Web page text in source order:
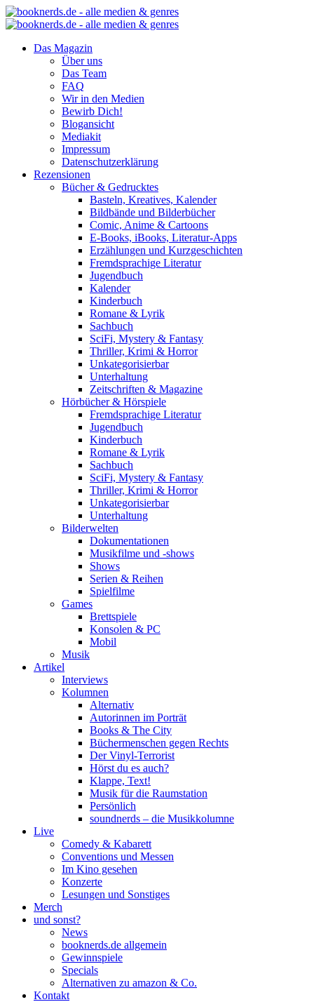
Das Magazin
Über uns
Das Team
FAQ
Wir in den Medien
Bewirb Dich!
Blogansicht
Mediakit
Impressum
Datenschutzerklärung
Rezensionen
Bücher & Gedrucktes
Basteln, Kreatives, Kalender
Bildbände und Bilderbücher
Comic, Anime & Cartoons
E-Books, iBooks, Literatur-Apps
Erzählungen und Kurzgeschichten
Fremdsprachige Literatur
Jugendbuch
Kalender
Kinderbuch
Romane & Lyrik
Sachbuch
SciFi, Mystery & Fantasy
Thriller, Krimi & Horror
Unkategorisierbar
Unterhaltung
Zeitschriften & Magazine
Hörbücher & Hörspiele
Fremdsprachige Literatur
Jugendbuch
Kinderbuch
Romane & Lyrik
Sachbuch
SciFi, Mystery & Fantasy
Thriller, Krimi & Horror
Unkategorisierbar
Unterhaltung
Bilderwelten
Dokumentationen
Musikfilme und -shows
Shows
Serien & Reihen
Spielfilme
Games
Brettspiele
Konsolen & PC
Mobil
Musik
Artikel
Interviews
Kolumnen
Alternativ
Autorinnen im Porträt
Books & The City
Büchermenschen gegen Rechts
Der Vinyl-Terrorist
Hörst du es auch?
Klappe, Text!
Musik für die Raumstation
Persönlich
soundnerds – die Musikkolumne
Live
Comedy & Kabarett
Conventions und Messen
Im Kino gesehen
Konzerte
Lesungen und Sonstiges
Merch
und sonst?
News
booknerds.de allgemein
Gewinnspiele
Specials
Alternativen zu amazon & Co.
Kontakt